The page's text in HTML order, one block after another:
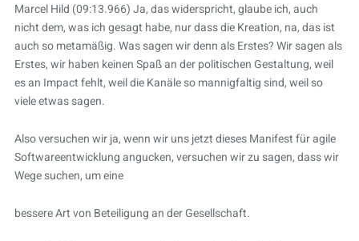
Marcel Hild (09:13.966) Ja, das widerspricht, glaube ich, auch
nicht dem, was ich gesagt habe, nur dass die Kreation, na, das ist
auch so metamäßig. Was sagen wir denn als Erstes? Wir sagen als
Erstes, wir haben keinen Spaß an der politischen Gestaltung, weil
es an Impact fehlt, weil die Kanäle so mannigfaltig sind, weil so
viele etwas sagen.
Also versuchen wir ja, wenn wir uns jetzt dieses Manifest für agile
Softwareentwicklung angucken, versuchen wir zu sagen, dass wir
Wege suchen, um eine
bessere Art von Beteiligung an der Gesellschaft.